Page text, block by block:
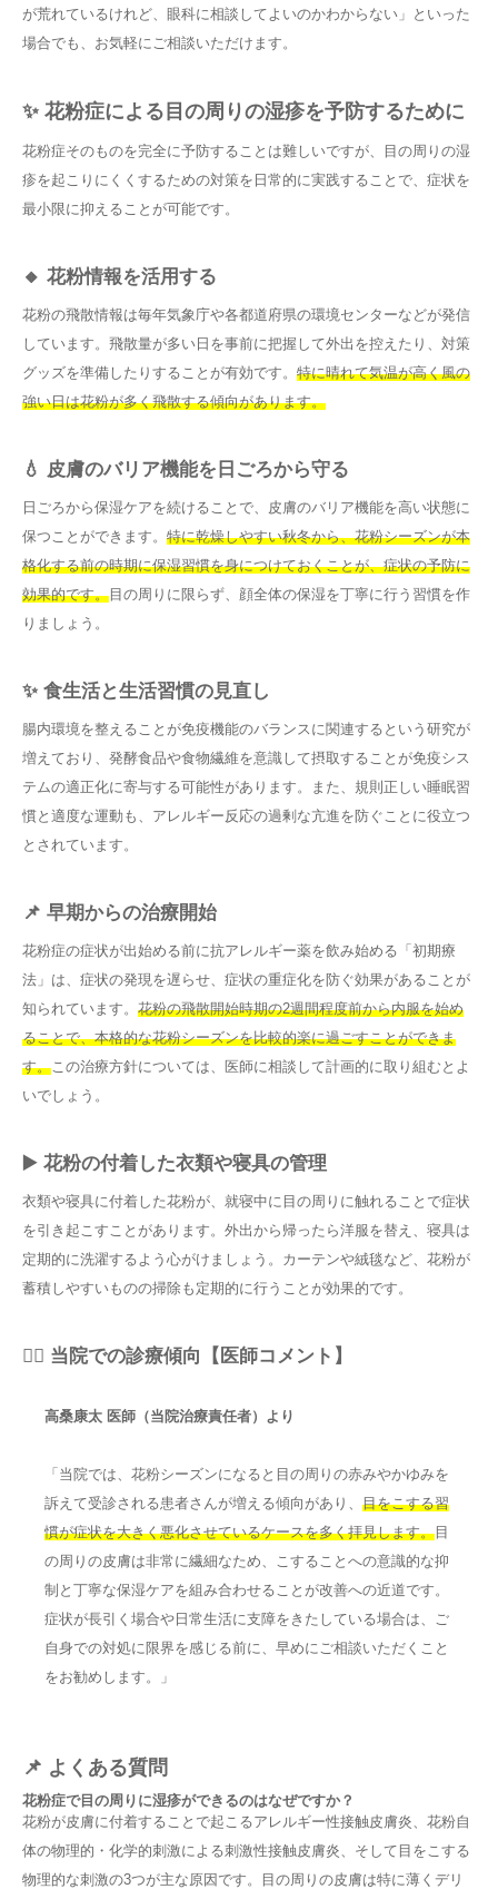
が荒れているけれど、眼科に相談してよいのかわからない」といった
場合でも、お気軽にご相談いただけます。
✨ 花粉症による目の周りの湿疹を予防するために
花粉症そのものを完全に予防することは難しいですが、目の周りの湿
疹を起こりにくくするための対策を日常的に実践することで、症状を
最小限に抑えることが可能です。
🔸 花粉情報を活用する
花粉の飛散情報は毎年気象庁や各都道府県の環境センターなどが発信
しています。飛散量が多い日を事前に把握して外出を控えたり、対策
グッズを準備したりすることが有効です。 特に晴れて気温が高く風の
強い日は花粉が多く飛散する傾向があります。
💧 皮膚のバリア機能を日ごろから守る
日ごろから保湿ケアを続けることで、皮膚のバリア機能を高い状態に
保つことができます。 特に乾燥しやすい秋冬から、花粉シーズンが本
格化する前の時期に保湿習慣を身につけておくことが、症状の予防に
効果的です。目の周りに限らず、顔全体の保湿を丁寧に行う習慣を作
りましょう。
✨ 食生活と生活習慣の見直し
腸内環境を整えることが免疫機能のバランスに関連するという研究が
増えており、発酵食品や食物繊維を意識して摂取することが免疫シス
テムの適正化に寄与する可能性があります。また、規則正しい睡眠習
慣と適度な運動も、アレルギー反応の過剰な亢進を防ぐことに役立つ
とされています。
📌 早期からの治療開始
花粉症の症状が出始める前に抗アレルギー薬を飲み始める「初期療
法」は、症状の発現を遅らせ、症状の重症化を防ぐ効果があることが
知られています。 花粉の飛散開始時期の2週間程度前から内服を始め
ることで、本格的な花粉シーズンを比較的楽に過ごすことができま
す。 この治療方針については、医師に相談して計画的に取り組むとよ
いでしょう。
▶️ 花粉の付着した衣類や寝具の管理
衣類や寝具に付着した花粉が、就寝中に目の周りに触れることで症状
を引き起こすことがあります。外出から帰ったら洋服を替え、寝具は
定期的に洗濯するよう心がけましょう。カーテンや絨毯など、花粉が
蓄積しやすいものの掃除も定期的に行うことが効果的です。
👨‍⚕️ 当院での診療傾向【医師コメント】
高桑康太 医師（当院治療責任者）より
「当院では、花粉シーズンになると目の周りの赤みやかゆみを
訴えて受診される患者さんが増える傾向があり、 目をこする習
慣が症状を大きく悪化させているケースを多く拝見します。目
の周りの皮膚は非常に繊細なため、こすることへの意識的な抑
制と丁寧な保湿ケアを組み合わせることが改善への近道です。
症状が長引く場合や日常生活に支障をきたしている場合は、ご
自身での対処に限界を感じる前に、早めにご相談いただくこと
をお勧めします。」
📌 よくある質問
花粉症で目の周りに湿疹ができるのはなぜですか？
花粉が皮膚に付着することで起こるアレルギー性接触皮膚炎、花粉自
体の物理的・化学的刺激による刺激性接触皮膚炎、そして目をこする
物理的な刺激の3つが主な原因です。目の周りの皮膚は特に薄くデリ